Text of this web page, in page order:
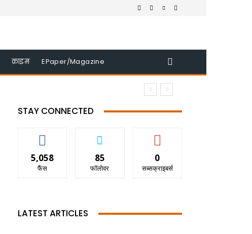
क्राइम EPaper/Magazine
STAY CONNECTED
5,058
फैंस
85
फॉलोवर
0
सब्सक्राइबर्स
LATEST ARTICLES